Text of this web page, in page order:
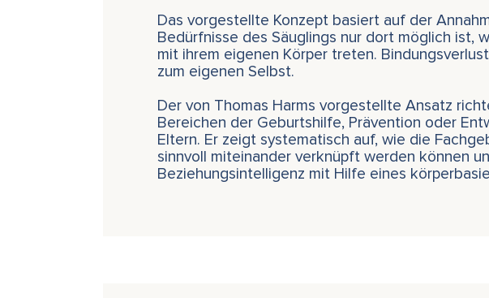
Das vorgestellte Konzept basiert auf der
Bedürfnisse des Säuglings nur dort möglich ist,
mit ihrem eigenen Körper treten.
zum eigenen Selbst.
Der von Thomas Harms vorgestellte Ansatz
Bereichen der Geburtshilfe, Prävention oder
Eltern. Er zeigt systematisch auf, wie die
sinnvoll miteinander verknüpft werden können
Beziehungsintelligenz mit Hilfe eines